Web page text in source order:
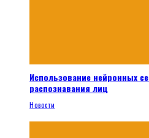
Использование нейронных
распознавания лиц
Новости